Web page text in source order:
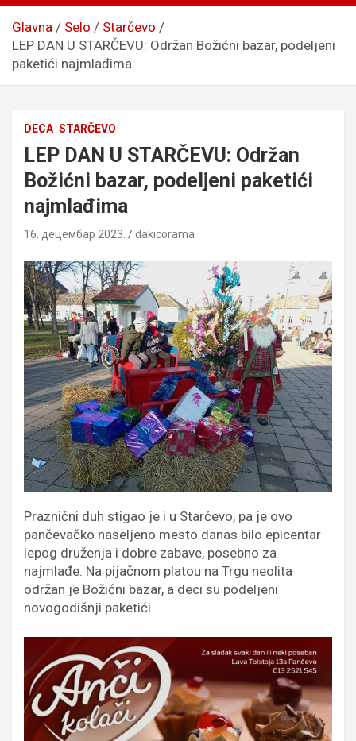
Glavna Selo
Starčevo
LEP DAN U STARČEVU: Održan Božićni bazar, podeljeni
paketići najmlađima
DECA STARČEVO
LEP DAN U STARČEVU: Održan
Božićni bazar, podeljeni paketići
najmlađima
16. децембар 2023. dakicorama
Praznični duh stigao je i u Starčevo, pa je ovo
pančevačko naseljeno mesto danas bilo epicentar
lepog druženja i dobre zabave, posebno za
najmlađe. Na pijačnom platou na Trgu neolita
održan je Božićni bazar, a deci su podeljeni
novogodišnji paketići.